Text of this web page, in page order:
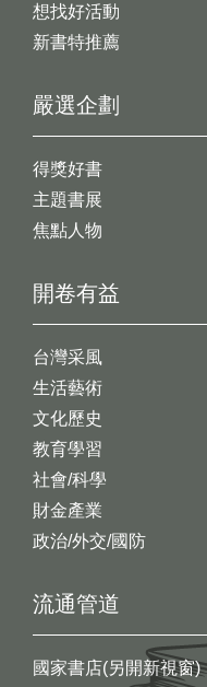
想找好活動
新書特推薦
開卷有益
台灣采風
生活藝術
文化歷史
教育學習
社會/科學
財金產業
政治/外交/國防
嚴選企劃
得獎好書
主題書展
焦點人物
流通管道
國家書店(另開新視窗)